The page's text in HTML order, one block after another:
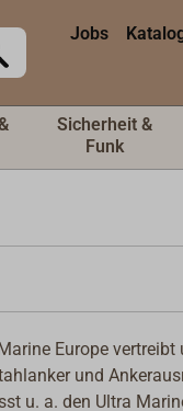
Jobs
Sicherheit &
Funk
Europe
und
u. a. den Ultra